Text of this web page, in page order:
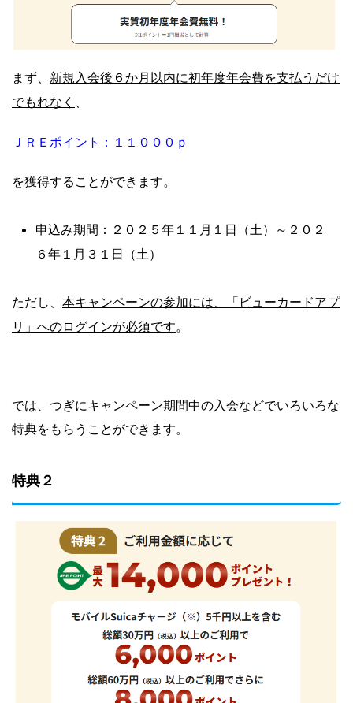
まず、 新規入会後６か月以内に初年度年会費を支払うだけ
でもれなく
ＪＲＥポイント：１１０００ｐ
を獲得することができます。
申込み期間：２０２５ 年１１月１日（土）～２０２
６年１月３１日（土）
ただし、 本キャンペーンの参加には、「ビューカードアプ
リ」へのログインが必須です。
では、つぎにキャンペーン期間中の入会などでいろいろな
特典をもらうことができます。
特典２